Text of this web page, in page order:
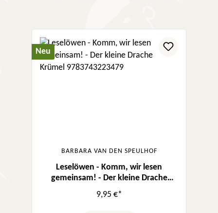
Neu
BARBARA VAN DEN SPEULHOF
Leselöwen - Komm, wir lesen
gemeinsam! - Der kleine Drache
Krümel
9,95 €*